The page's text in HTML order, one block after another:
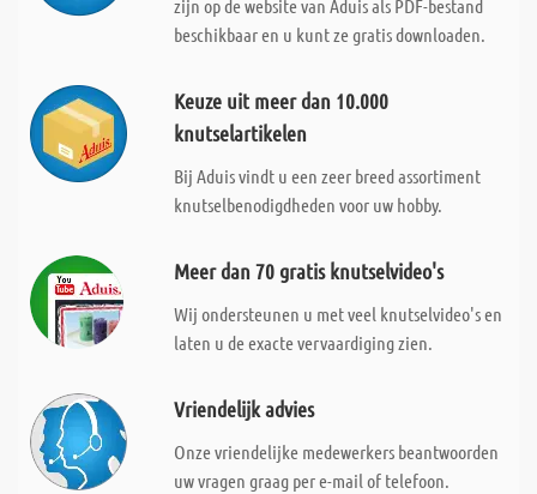
zijn op de website van Aduis als PDF-bestand
beschikbaar en u kunt ze gratis downloaden.
Keuze uit meer dan 10.000
knutselartikelen
Bij Aduis vindt u een zeer breed assortiment
knutselbenodigdheden voor uw hobby.
Meer dan 70 gratis knutselvideo's
Wij ondersteunen u met veel knutselvideo's en
laten u de exacte vervaardiging zien.
Vriendelijk advies
Onze vriendelijke medewerkers beantwoorden
uw vragen graag per e-mail of telefoon.